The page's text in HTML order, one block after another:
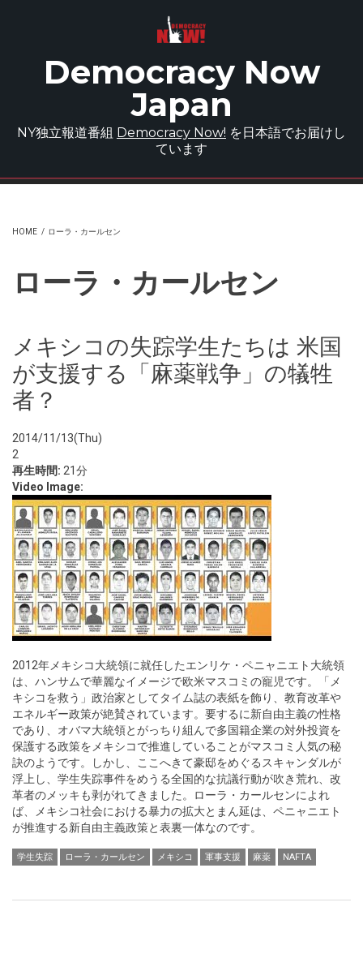
Democracy Now
Japan
NY独立報道番組 Democracy Now! を日本語でお届けし
ています
HOME / ローラ・カールセン
ローラ・カールセン
メキシコの失踪学生たちは 米国
が支援する「麻薬戦争」の犠牲
者？
2014/11/13(Thu)
2
再生時間: 21分
Video Image:
2012年メキシコ大統領に就任したエンリケ・ペニャニエト大統領
は、ハンサムで華麗なイメージで欧米マスコミの寵児です。「メ
キシコを救う」政治家としてタイム誌の表紙を飾り、教育改革や
エネルギー政策が絶賛されています。要するに新自由主義の性格
であり、オバマ大統領とがっちり組んで多国籍企業の対外投資を
保護する政策をメキシコで推進していることがマスコミ人気の秘
訣のようです。しかし、ここへきて豪邸をめぐるスキャンダルが
浮上し、学生失踪事件をめうる全国的な抗議行動が吹き荒れ、改
革者のメッキも剥がれてきました。ローラ・カールセンによれ
ば、メキシコ社会における暴力の拡大とまん延は、ペニャニエト
が推進する新自由主義政策と表裏一体なのです。
学生失踪 ローラ・カールセン メキシコ 軍事支援 麻薬 NAFTA